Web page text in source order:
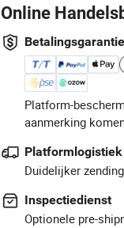
Online
Betalingsgarantie
Platform-
aanmerking
Platformlogistiek
Duidelijker
Inspectiedienst
Optionele pre-